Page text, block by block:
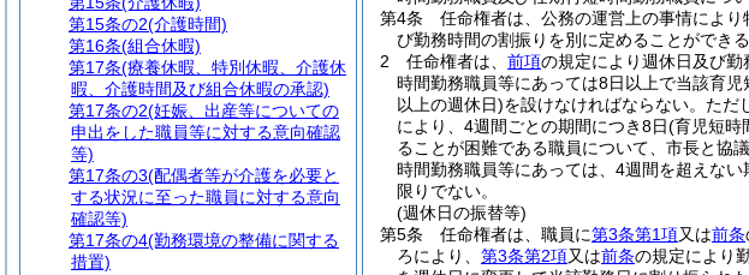
第4条
任命権者は、公務の運営上の事情によ
び勤務時間の割振りを別に定めることができる
2
任命権者は、 前項の規定により週休日及び
時間勤務職員等にあっては8日以上で当該育
以上の週休日)を設けなければならない。 ただ
により、4週間ごとの期間につき8日(育児短時
ることが困難である職員について、市長と協
時間勤務職員等にあっては、4週間を超えな
限りでない。
(週休日の振替等)
第5条
任命権者は、職員に第3条第1項又は前条
ろにより、 第3条第2項又は前条の規定により
第15条の2(介護時間)
第16条(組合休暇)
第17条(療養休暇、特別休暇、介護休
暇、介護時間及び組合休暇の承認)
第17条の2(妊娠、出産等についての
申出をした職員等に対する意向確認
等)
第17条の3(配偶者等が介護を必要と
する状況に至った職員に対する意向
確認等)
第17条の4(勤務環境の整備に関する
措置)